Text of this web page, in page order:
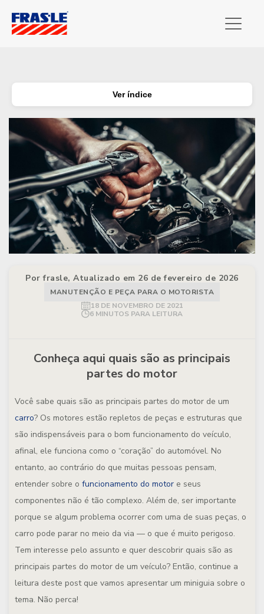
Ver índice
Por frasle, Atualizado em 26 de fevereiro de 2026
MANUTENÇÃO E PEÇA PARA O MOTORISTA
18 DE NOVEMBRO DE 2021
6 MINUTOS PARA LEITURA
Conheça aqui quais são as principais
partes do motor
Você sabe quais são as principais partes do motor de um
carro? Os motores estão repletos de peças e estruturas que
são indispensáveis para o bom funcionamento do veículo,
afinal, ele funciona como o “coração” do automóvel. No
entanto, ao contrário do que muitas pessoas pensam,
entender sobre o funcionamento do motor e seus
componentes não é tão complexo. Além de, ser importante
porque se algum problema ocorrer com uma de suas peças, o
carro pode parar no meio da via — o que é muito perigoso.
Tem interesse pelo assunto e quer descobrir quais são as
principais partes do motor de um veículo? Então, continue a
leitura deste post que vamos apresentar um miniguia sobre o
tema. Não perca!